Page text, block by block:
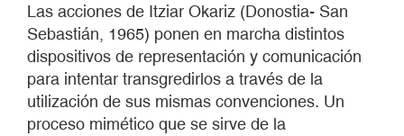
Las acciones de Itziar Okariz (Donostia- San
Sebastián, 1965) ponen en marcha distintos
dispositivos de representación y comunicación
para intentar transgredirlos a través de la
utilización de sus mismas convenciones. Un
proceso mimético que se sirve de la